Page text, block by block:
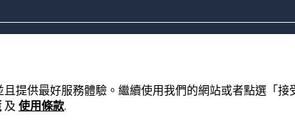
提供最好服務體驗。繼續使用我們的網站或者點選「
及 使用條款.